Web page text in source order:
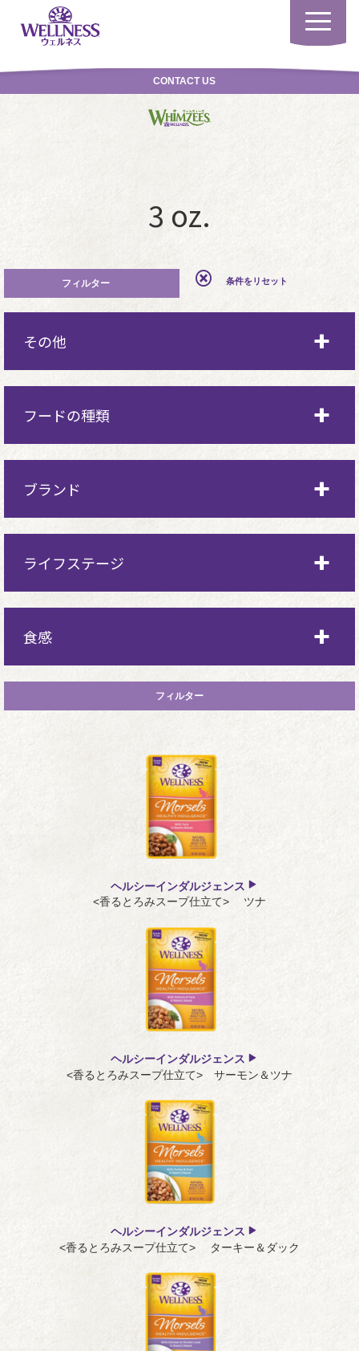
Toggle
CONTACT US
3 oz.
条件をリセット
その他
体重管理用
室内猫
フードの種類
トリーツ（おやつ）
ブランド
ライフステージ
高齢猫期（7歳以上）
食感
グレービー仕立て
ヘルシーインダルジェンス
<香るとろみスープ仕立て> ツナ
ヘルシーインダルジェンス
<香るとろみスープ仕立て> サーモン＆ツナ
ヘルシーインダルジェンス
<香るとろみスープ仕立て> ターキー＆ダック